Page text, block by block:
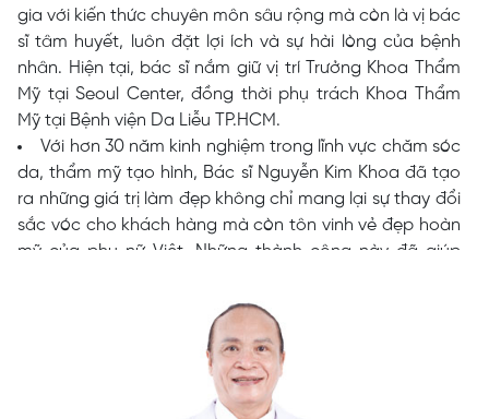
gia với kiến thức chuyên môn sâu rộng mà còn là vị bác
sĩ tâm huyết, luôn đặt lợi ích và sự hài lòng của bệnh
nhân. Hiện tại, bác sĩ nắm giữ vị trí Trưởng Khoa Thẩm
Mỹ tại Seoul Center, đồng thời phụ trách Khoa Thẩm
Mỹ tại Bệnh viện Da Liễu TP.HCM.
Với hơn 30 năm kinh nghiệm trong lĩnh vực chăm sóc
da, thẩm mỹ tạo hình, Bác sĩ Nguyễn Kim Khoa đã tạo
ra những giá trị làm đẹp không chỉ mang lại sự thay đổi
sắc vóc cho khách hàng mà còn tôn vinh vẻ đẹp hoàn
mỹ của phụ nữ Việt. Những thành công này đã giúp
Năm 2022, Bác sĩ Nguyễn Kim Khoa vinh dự nhận
danh hiệu “Thầy Thuốc Ưu Tú” lần thứ 14 được nhà
nước tôn vinh. Nhằm ghi nhận sự đóng góp vượt trội
của bác trong ngành thẩm mỹ và làm đẹp.
Bác sĩ Nguyễn Kim Khoa hoạt động trong nhiều lĩnh